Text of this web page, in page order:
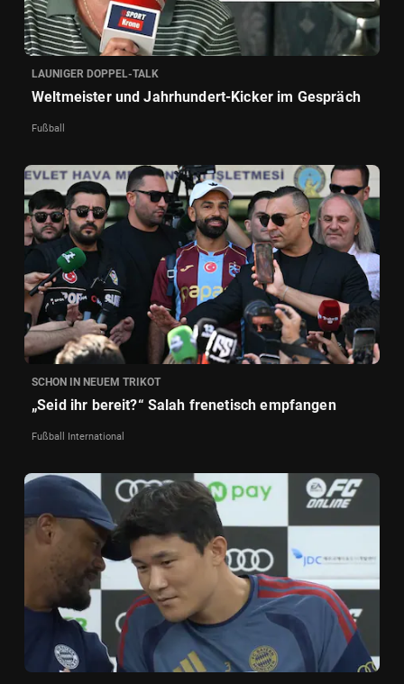
LAUNIGER DOPPEL-TALK
Weltmeister und Jahrhundert-Kicker im Gespräch
Fußball
SCHON IN NEUEM TRIKOT
„Seid ihr bereit?“ Salah frenetisch empfangen
Fußball International